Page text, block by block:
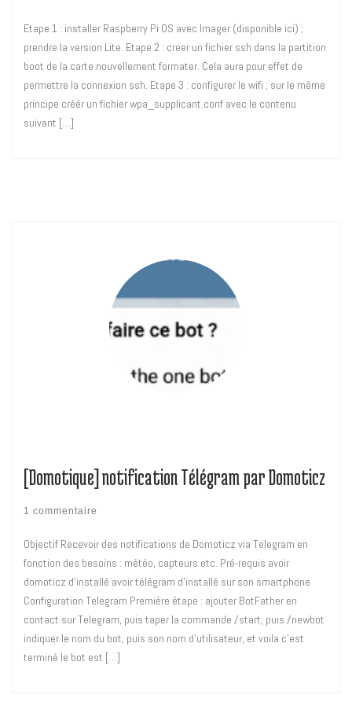
Etape 1 : installer Raspberry Pi OS avec Imager (disponible ici) ;
prendre la version Lite. Etape 2 : creer un fichier ssh dans la partition
boot de la carte nouvellement formater. Cela aura pour effet de
permettre la connexion ssh. Etape 3 : configurer le wifi ; sur le même
principe créér un fichier wpa_supplicant.conf avec le contenu
suivant […]
[Domotique] notification Télégram par Domoticz
1 commentaire
Objectif Recevoir des notifications de Domoticz via Telegram en
fonction des besoins : météo, capteurs etc. Pré-requis avoir
domoticz d’installé avoir télégram d’installé sur son smartphone
Configuration Telegram Première étape : ajouter BotFather en
contact sur Telegram, puis taper la commande /start, puis /newbot
indiquer le nom du bot, puis son nom d’utilisateur, et voila c’est
terminé le bot est […]